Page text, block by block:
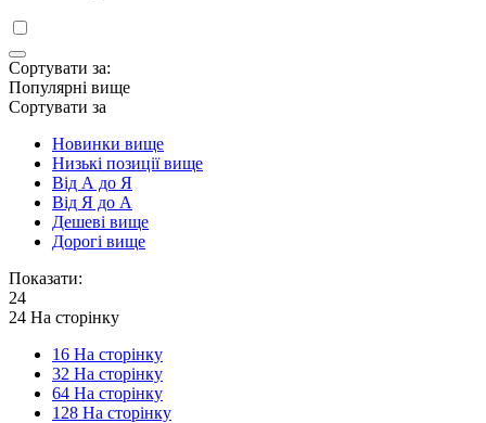
Сортувати за:
Популярні вище
Сортувати за
Новинки вище
Низькі позиції вище
Від А до Я
Від Я до А
Дешеві вище
Дорогі вище
Показати:
24
24 На сторінку
16 На сторінку
32 На сторінку
64 На сторінку
128 На сторінку